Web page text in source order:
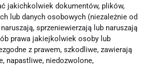
jakichkolwiek dokumentów, plików,
lub danych osobowych (niezależnie od
sprzeniewierzają lub naruszają
prawa jakiejkolwiek osoby lub
z prawem, szkodliwe, zawierają
napastliwe, niedozwolone,